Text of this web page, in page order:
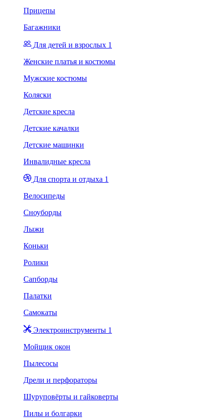
Прицепы
Багажники
Для детей и взрослых 1
Женские платья и костюмы
Мужские костюмы
Коляски
Детские кресла
Детские качалки
Детские машинки
Инвалидные кресла
Для спорта и отдыха 1
Велосипеды
Сноуборды
Лыжи
Коньки
Ролики
Сапборды
Палатки
Самокаты
Электроинструменты 1
Мойщик окон
Пылесосы
Дрели и перфораторы
Шуруповёрты и гайковерты
Пилы и болгарки